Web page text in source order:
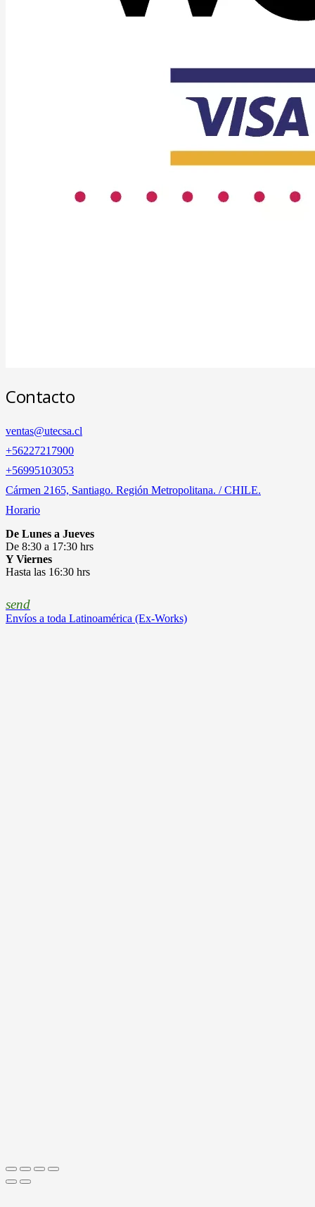
Contacto
ventas@utecsa.cl
+56227217900
‎+56995103053
Cármen 2165, Santiago. Región Metropolitana. / CHILE.
Horario
De Lunes a Jueves
De 8:30 a 17:30 hrs
Y Viernes
Hasta las 16:30 hrs
send
Envíos a toda Latinoamérica (Ex-Works)